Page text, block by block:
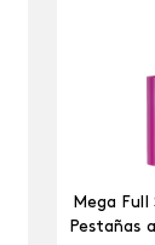
Mega Full
Pestañas